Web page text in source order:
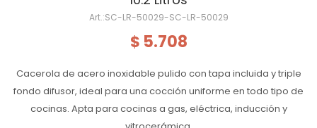
SC-LR-50029-SC-LR-50029
$ 5.708
Cacerola de acero inoxidable pulido con tapa incluida y triple
fondo difusor, ideal para una cocción uniforme en todo tipo de
cocinas. Apta para cocinas a gas, eléctrica, inducción y